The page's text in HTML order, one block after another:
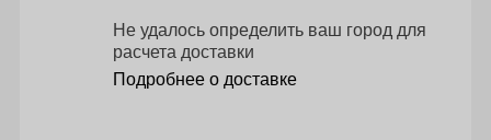
Не удалось определить ваш город для
расчета доставки
Подробнее о доставке